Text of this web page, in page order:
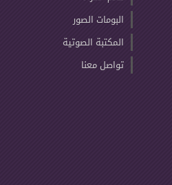
البومات الصور
المكتبة الصوتية
تواصل معنا